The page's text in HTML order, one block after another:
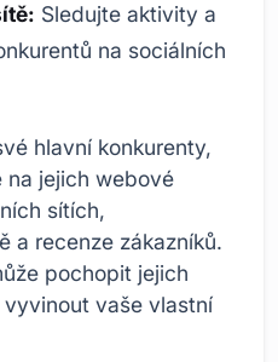
Sledujte aktivity a
na sociálních
hlavní konkurenty,
na jejich webové
sítích,
a recenze zákazníků.
pochopit jejich
vaše vlastní